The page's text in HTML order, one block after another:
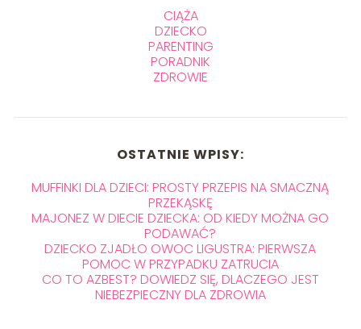
CIĄŻA
DZIECKO
PARENTING
PORADNIK
ZDROWIE
OSTATNIE WPISY:
MUFFINKI DLA DZIECI: PROSTY PRZEPIS NA SMACZNĄ
PRZEKĄSKĘ
MAJONEZ W DIECIE DZIECKA: OD KIEDY MOŻNA GO
PODAWAĆ?
DZIECKO ZJADŁO OWOC LIGUSTRA: PIERWSZA
POMOC W PRZYPADKU ZATRUCIA
CO TO AZBEST? DOWIEDZ SIĘ, DLACZEGO JEST
NIEBEZPIECZNY DLA ZDROWIA